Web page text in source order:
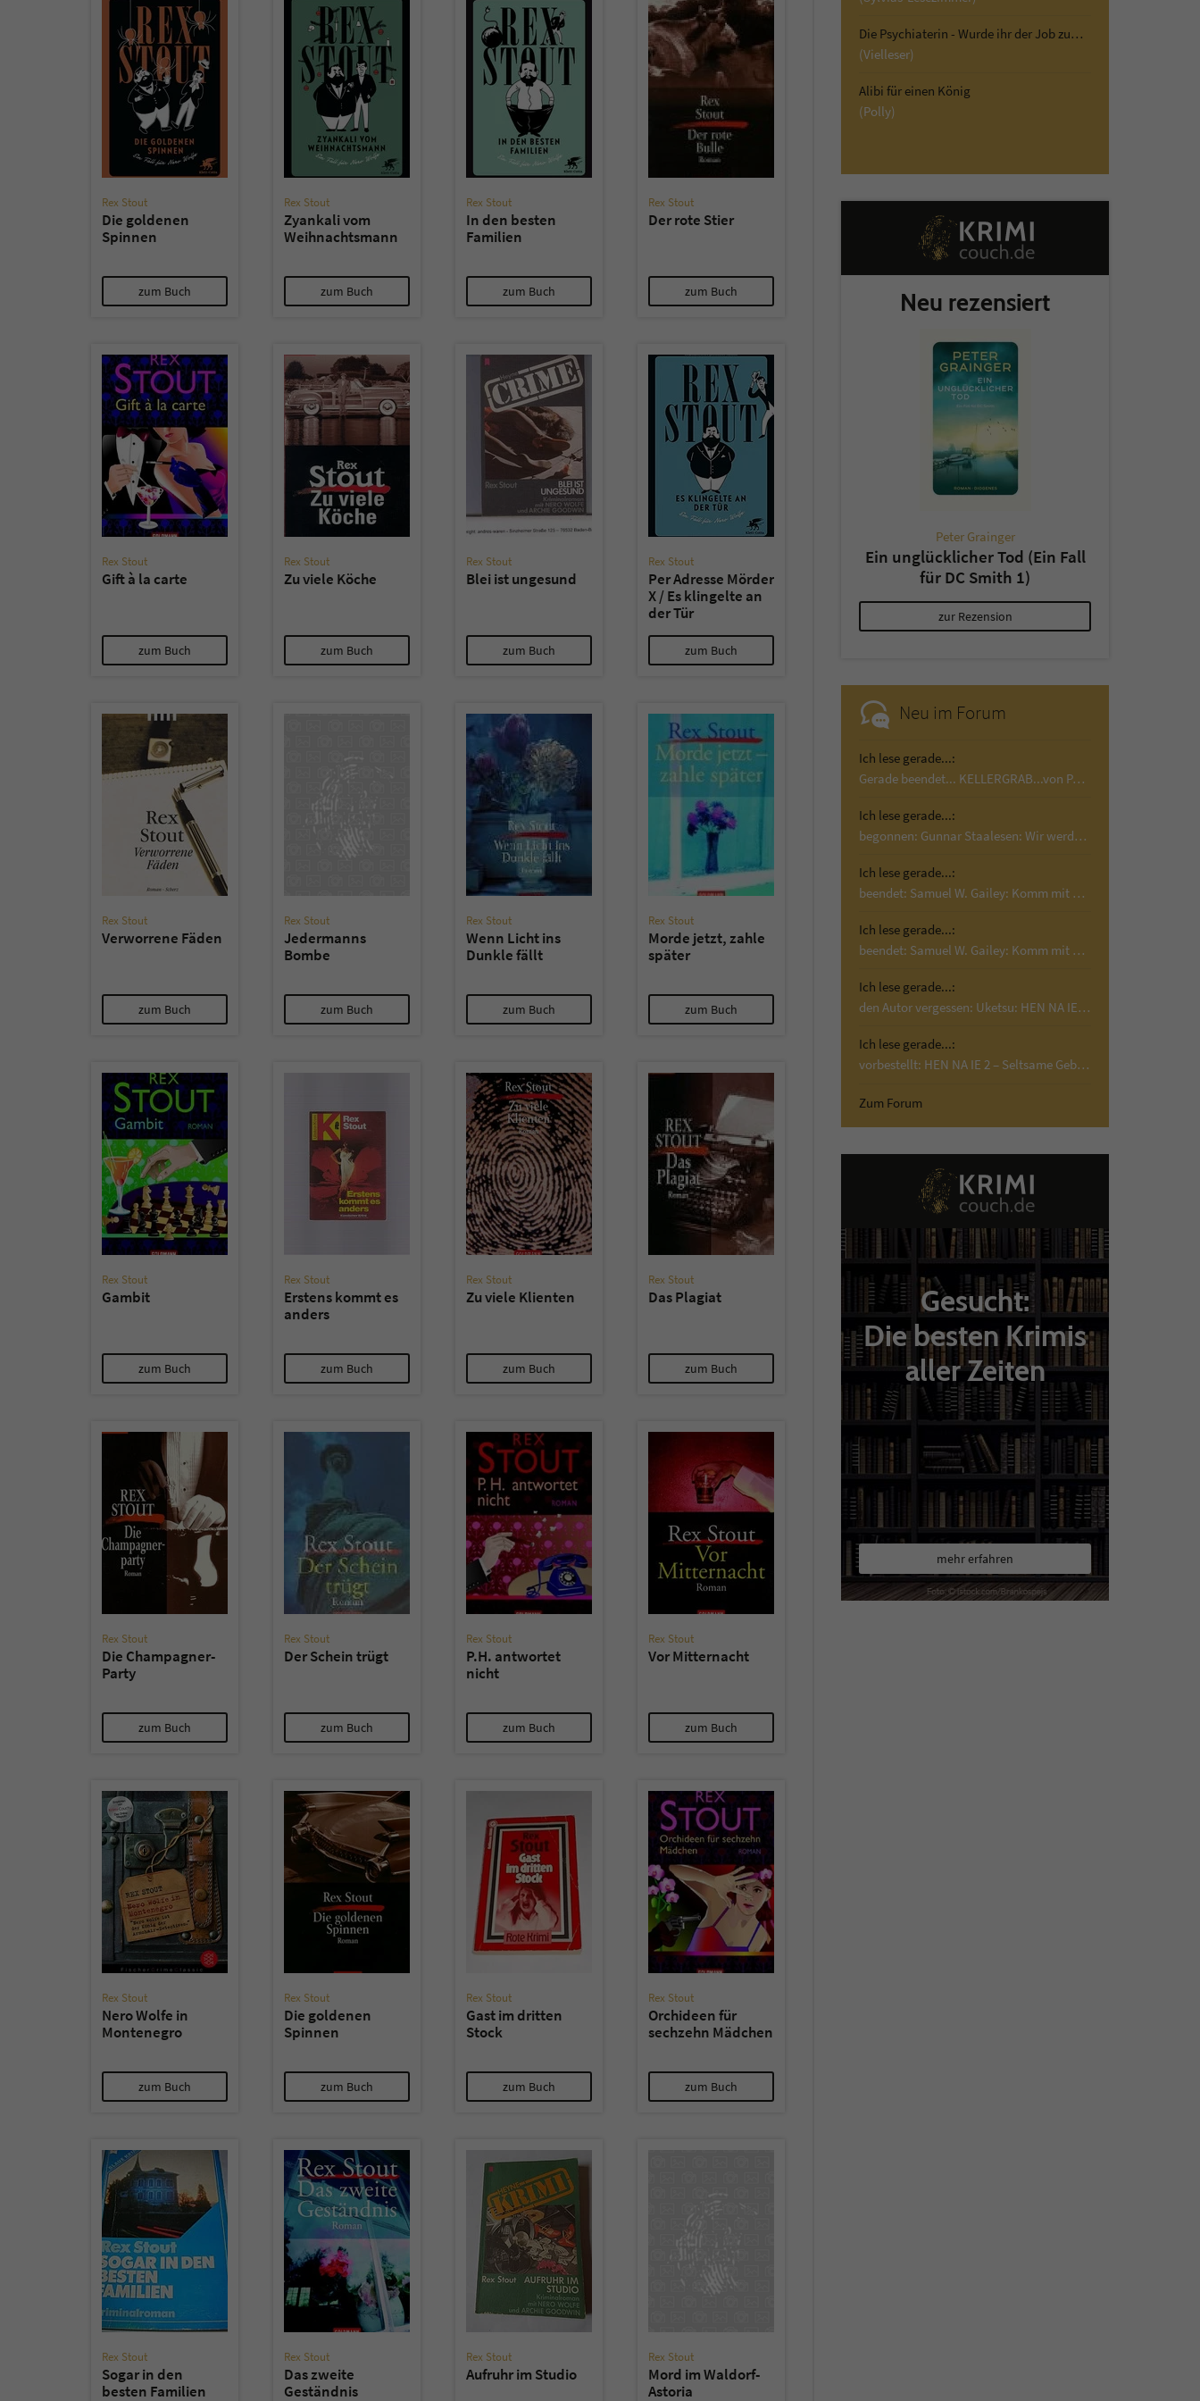
Rex Stout
Die goldenen
Spinnen
zum Buch
Rex Stout
Zyankali vom
Weihnachtsmann
zum Buch
Rex Stout
In den besten
Familien
zum Buch
Rex Stout
Der rote Stier
zum Buch
Rex Stout
Gift à la carte
zum Buch
Rex Stout
Zu viele Köche
zum Buch
Rex Stout
Blei ist ungesund
zum Buch
Rex Stout
Per Adresse Mörder
X / Es klingelte an
der Tür
zum Buch
Rex Stout
Verworrene Fäden
zum Buch
Rex Stout
Jedermanns
Bombe
zum Buch
Rex Stout
Wenn Licht ins
Dunkle fällt
zum Buch
Rex Stout
Morde jetzt, zahle
später
zum Buch
Rex Stout
Gambit
zum Buch
Rex Stout
Erstens kommt es
anders
zum Buch
Rex Stout
Zu viele Klienten
zum Buch
Rex Stout
Das Plagiat
zum Buch
Rex Stout
Die Champagner-
Party
zum Buch
Rex Stout
Der Schein trügt
zum Buch
Rex Stout
P.H. antwortet
nicht
zum Buch
Rex Stout
Vor Mitternacht
zum Buch
Rex Stout
Nero Wolfe in
Montenegro
zum Buch
Rex Stout
Die goldenen
Spinnen
zum Buch
Rex Stout
Gast im dritten
Stock
zum Buch
Rex Stout
Orchideen für
sechzehn Mädchen
zum Buch
Rex Stout
Sogar in den
besten Familien
Rex Stout
Das zweite
Geständnis
Rex Stout
Aufruhr im Studio
Rex Stout
Mord im Waldorf-
Astoria
Die Psychiaterin - Wurde ihr der Job zum Verhängnis?
(Vielleser)
Alibi für einen König
(Polly)
Neu rezensiert
Peter Grainger
Ein unglücklicher Tod (Ein Fall
für DC Smith 1)
zur Rezension
Neu im Forum
Ich lese gerade...:
Gerade beendet... KELLERGRAB...von Paul Cleave! …
Ich lese gerade...:
begonnen: Gunnar Staalesen: Wir werden Wind…
Ich lese gerade...:
beendet: Samuel W. Gailey: Komm mit mir; Krimi,…
Ich lese gerade...:
beendet: Samuel W. Gailey: Komm mit mir; Krimi,…
Ich lese gerade...:
den Autor vergessen: Uketsu: HEN NA IE 2 –…
Ich lese gerade...:
vorbestellt: HEN NA IE 2 – Seltsame Gebäude:…
Zum Forum
Gesucht:
Die besten Krimis
aller Zeiten
mehr erfahren
tx_pwcomments_ahash
Literatur-Couch Medien GmbH & Co. KG
1 Jahr
Cookie für Kommentare einzelner Buchtitel
fe_typo_user
Session
Webseite mit dem Benutzer. Es wird benötigt um z. B.
den Sicherheitscode des Kontaktformulars zu
überprüfen.